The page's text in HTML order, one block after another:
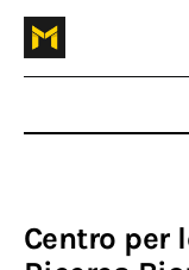
Home
Centro per